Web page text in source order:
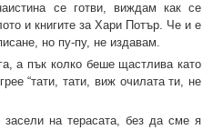
се готви, виждам как се
и книгите за Хари Потър. Че и е
но пу-пу, не издавам.
а пък колко беше щастлива като
“тати, тати, виж очилата ти, не
на терасата, без да сме я